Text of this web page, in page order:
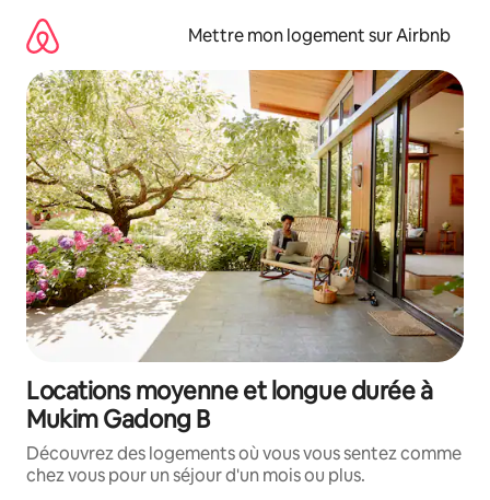
directement
contenu
Mettre mon logement sur Airbnb
Locations moyenne et longue durée à
Mukim Gadong B
Découvrez des logements où vous vous sentez comme
chez vous pour un séjour d'un mois ou plus.